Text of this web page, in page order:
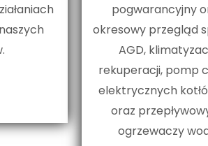
pogwarancyjny
okresowy przegląd
AGD,
rekuperacji, pomp
elektrycznych
oraz
ogrzewaczy